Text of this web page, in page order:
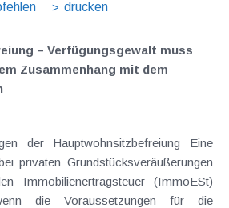
drucken
– Verfügungsgewalt muss
Zusammenhang mit dem
der Hauptwohnsitzbefreiung Eine
privaten Grundstücksveräußerungen
Immobilienertragsteuer (ImmoESt)
die Voraussetzungen für die